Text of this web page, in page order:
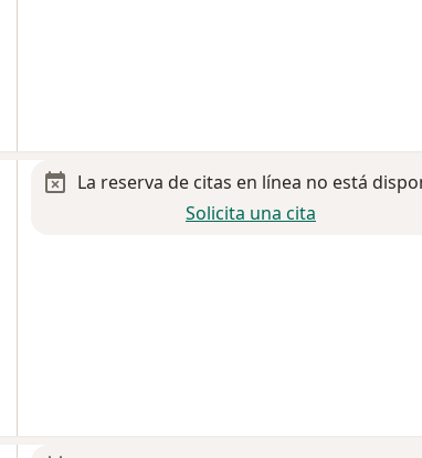
La reserva de citas en línea no está
Solicita una cita